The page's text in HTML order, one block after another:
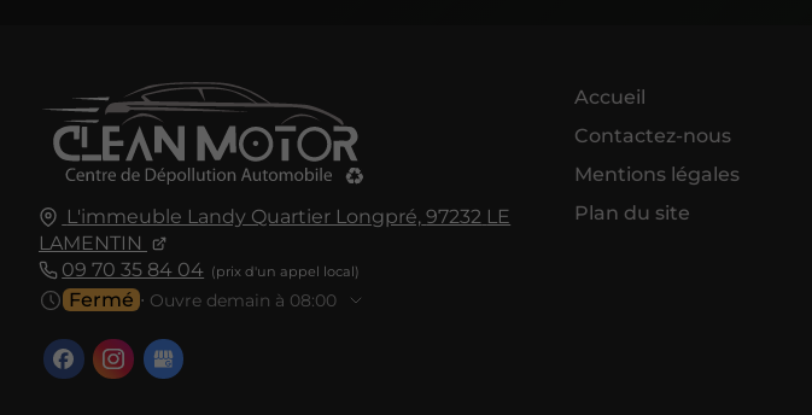
L'immeuble Landy Quartier Longpré, 97232 LE
LAMENTIN
09 70 35 84 04
Fermé ⋅ Ouvre demain à 08:00
Accueil
Contactez-nous
Mentions légales
Plan du site